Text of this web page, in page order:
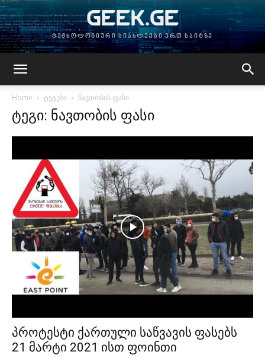
GEEK.GE
ტექნოლოგიური სიახლეები ერთ საიტზე
Home ტეგები ნავთობის ფასი
ტეგი: ნავთობის ფასი
პროტესტი ქართული საწვავის ფასებს
21 მარტი 2021 ისთ ფოინთი